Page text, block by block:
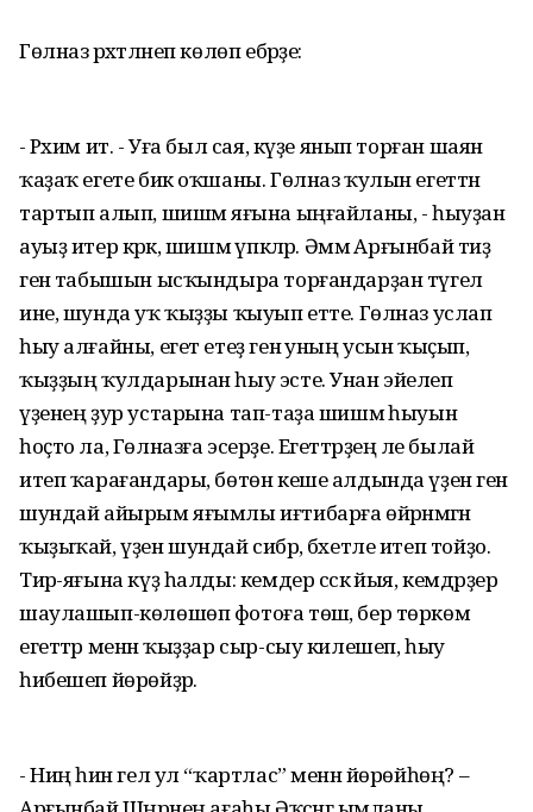
Гөлназ рәхәтләнеп көлөп ебәрҙе:
- Рәхим ит. - Уға был сая, күҙе янып торған шаян
ҡаҙаҡ егете бик оҡшаны. Гөлназ ҡулын егеттән
тартып алып, шишмә яғына ыңғайланы, - һыуҙан
ауыҙ итер кәрәк, шишмә үпкәләр. Әммә Арғынбай тиҙ
генә табышын ысҡындыра торғандарҙан түгел
ине, шунда уҡ ҡыҙҙы ҡыуып етте. Гөлназ услап
һыу алғайны, егет етеҙ генә уның усын ҡыҫып,
ҡыҙҙың ҡулдарынан һыу эсте. Унан эйелеп
үҙенең ҙур устарына тап-таҙа шишмә һыуын
һоҫто ла, Гөлназға эсерҙе. Егеттәрҙең әле былай
итеп ҡарағандары, бөтөн кеше алдында үҙенә генә
шундай айырым яғымлы иғтибарға өйрәнмәгән
ҡыҙыҡай, үҙен шундай сибәр, бәхетле итеп тойҙо.
Тирә-яғына күҙ һалды: кемдер сәскә йыя, кемдәрҙер
шаулашып-көлөшөп фотоға төшә, бер төркөм
егеттәр менән ҡыҙҙар сыр-сыу килешеп, һыу
һибешеп йөрөйҙәр.
- Ниңә һин гел ул “ҡартлас” менән йөрөйһөң? –